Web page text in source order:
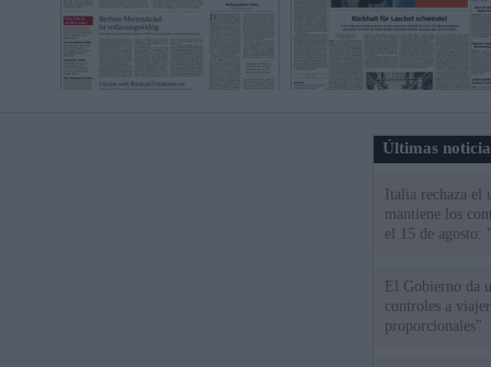
Últimas
Italia rechaza
mantiene los
el 15 de agosto:
El Gobierno da
controles a
proporcionales"